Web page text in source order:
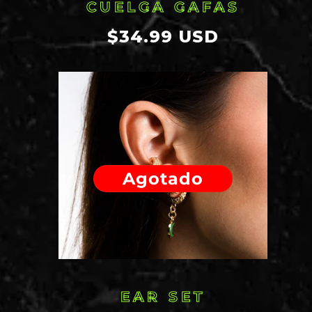
CUELGA GAFAS
Precio
$34.99 USD
Agotado
EAR SET